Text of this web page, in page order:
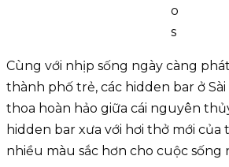
o
s
Cùng với nhịp sống ngày càng
thành phố trẻ, các hidden bar ở Sài
thoa hoàn hảo giữa cái nguyên
hidden bar xưa với hơi thở mới của
nhiều màu sắc hơn cho cuộc sống